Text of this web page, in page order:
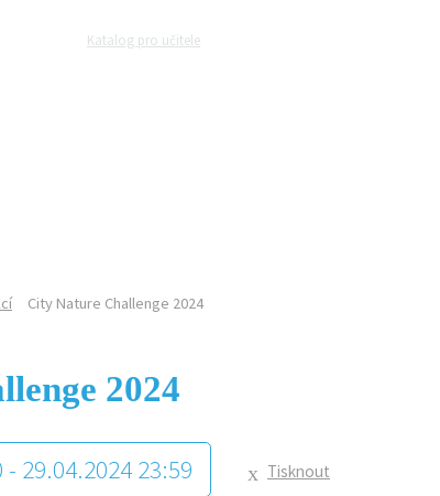
Katalog pro učitele
City Nature Challenge 2024
2024
29.04.2024 23:59 Tisknout